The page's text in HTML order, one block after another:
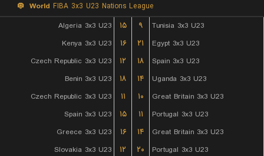
World FIBA 3x3 U23 Nations League
Algeria 3x3 U23
۱۵ ۹
Tunisia 3x3 U23
Kenya 3x3 U23
۱۶ ۲۱
Egypt 3x3 U23
Czech Republic 3x3 U23
۱۲ ۱۸
Spain 3x3 U23
Benin 3x3 U23
۱۸ ۱۴
Uganda 3x3 U23
Czech Republic 3x3 U23
۱۱ ۱۰
Great Britain 3x3 U23
Spain 3x3 U23
۱۵ ۱۱
Portugal 3x3 U23
Greece 3x3 U23
۱۶ ۱۴
Great Britain 3x3 U23
Slovakia 3x3 U23
۱۲ ۲۰
Portugal 3x3 U23